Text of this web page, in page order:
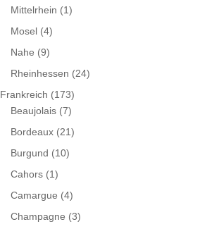
Mittelrhein (1)
Mosel (4)
Nahe (9)
Rheinhessen (24)
Frankreich (173)
Beaujolais (7)
Bordeaux (21)
Burgund (10)
Cahors (1)
Camargue (4)
Champagne (3)